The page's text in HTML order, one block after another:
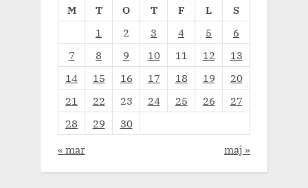
M
T O T F L
S
1
2 3 4 5
6
7
8 9 10 11 12
13
14
15 16 17 18 19
20
21
22 23 24 25 26
27
28
29
30
« mar
maj »